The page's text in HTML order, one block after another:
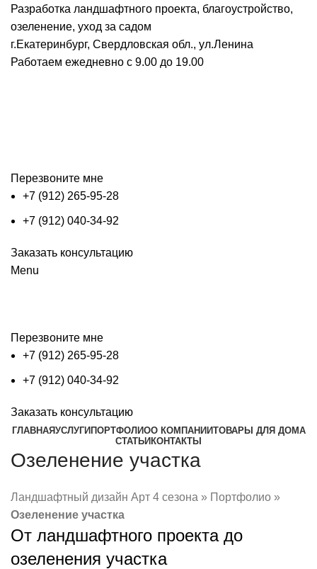
Разработка ландшафтного проекта, благоустройство,
озеленение, уход за садом
г.Екатеринбург, Свердловская обл., ул.Ленина
Работаем ежедневно с 9.00 до 19.00
Перезвоните мне
+7 (912) 265-95-28
+7 (912) 040-34-92
Заказать консультацию
Menu
Перезвоните мне
+7 (912) 265-95-28
+7 (912) 040-34-92
Заказать консультацию
ГЛАВНАЯУСЛУГИ ПОРТФОЛИОО КОМПАНИИТОВАРЫ ДЛЯ ДОМА
СТАТЬИ КОНТАКТЫ
Озеленение участка
Ландшафтный дизайн Арт 4 сезона » Портфолио »
Озеленение участка
От ландшафтного проекта до
озеленения участка